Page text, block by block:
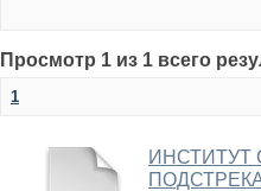
Просмотр 1 из 1 всего
1